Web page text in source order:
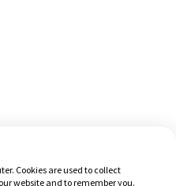
Cookies are used to collect
website and to remember you.